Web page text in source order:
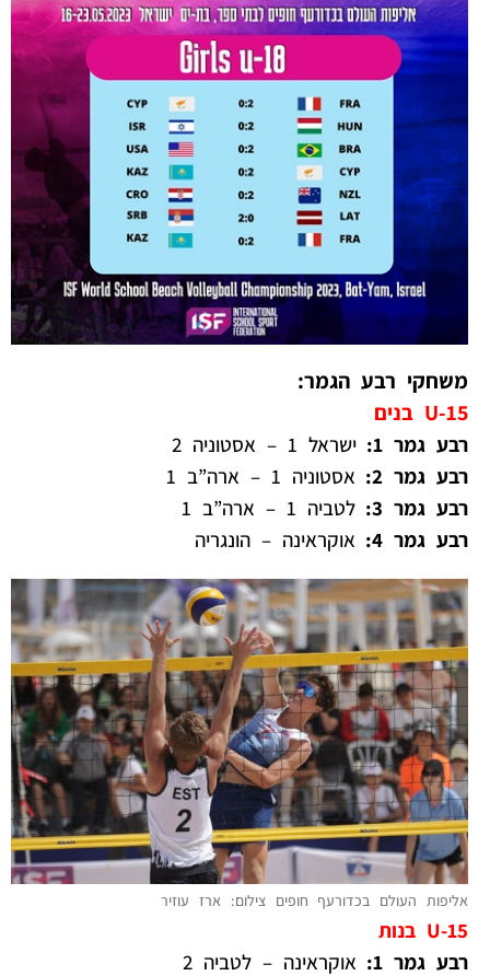
משחקי רבע הגמר:
U-15 בנים
רבע גמר 1:
ישראל 1 – אסטוניה 2
רבע גמר 2:
אסטוניה 1 – ארה”ב 1
רבע גמר 3:
לטביה 1 – ארה”ב 1
רבע גמר 4:
אוקראינה – הונגריה
אליפות העולם בכדורעף חופים צילום: ארז עוזיר
U-15 בנות
רבע גמר 1:
אוקראינה – לטביה 2